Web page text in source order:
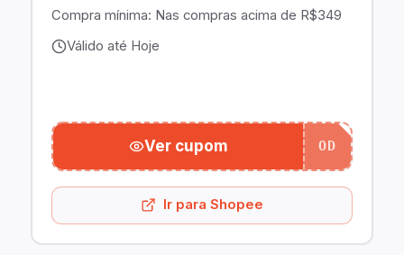
Compra mínima: Nas compras acima de R$349
Válido até Hoje
Ver cupom OD
Ir para Shopee